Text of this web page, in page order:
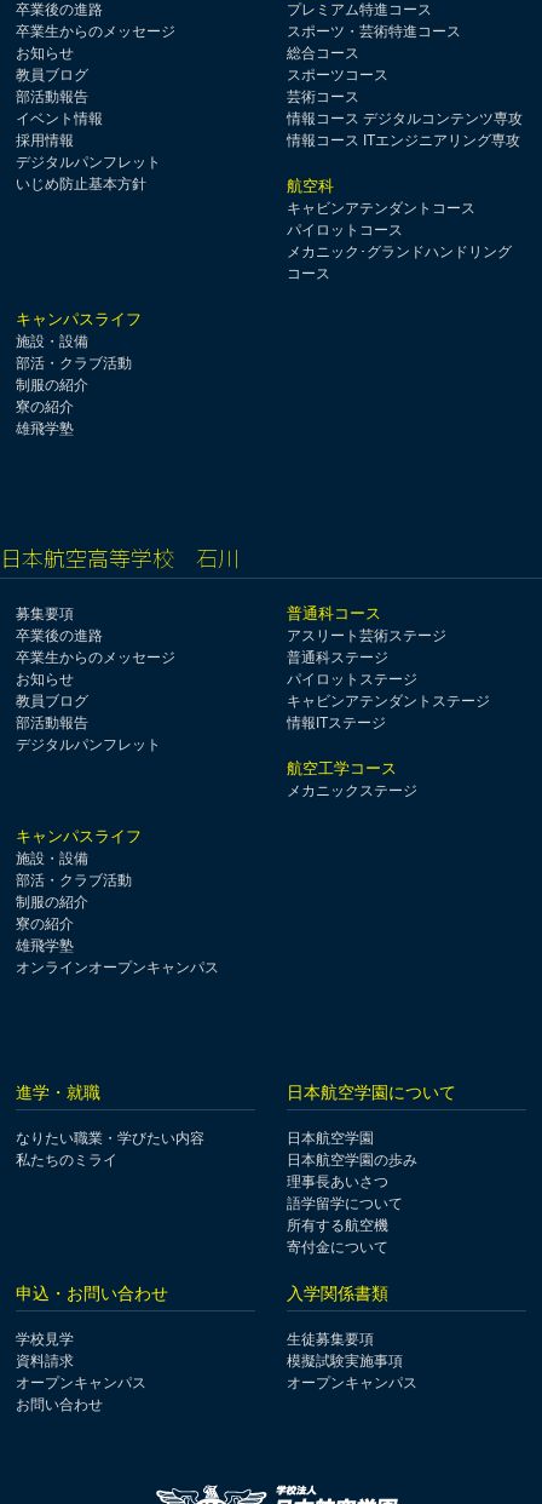
卒業後の進路
卒業生からのメッセージ
お知らせ
教員ブログ
部活動報告
イベント情報
採用情報
デジタルパンフレット
いじめ防止基本方針
プレミアム特進コース
スポーツ・芸術特進コース
総合コース
スポーツコース
芸術コース
情報コース デジタルコンテンツ専攻
情報コース ITエンジニアリング専攻
航空科
キャビンアテンダントコース
パイロットコース
メカニック･グランドハンドリング
コース
キャンパスライフ
施設・設備
部活・クラブ活動
制服の紹介
寮の紹介
雄飛学塾
日本航空高等学校 石川
募集要項
卒業後の進路
卒業生からのメッセージ
お知らせ
教員ブログ
部活動報告
デジタルパンフレット
普通科コース
アスリート芸術ステージ
普通科ステージ
パイロットステージ
キャビンアテンダントステージ
情報ITステージ
航空工学コース
メカニックステージ
キャンパスライフ
施設・設備
部活・クラブ活動
制服の紹介
寮の紹介
雄飛学塾
オンラインオープンキャンパス
進学・就職
なりたい職業・学びたい内容
私たちのミライ
日本航空学園について
日本航空学園
日本航空学園の歩み
理事長あいさつ
語学留学について
所有する航空機
寄付金について
申込・お問い合わせ
学校見学
資料請求
オープンキャンパス
お問い合わせ
入学関係書類
生徒募集要項
模擬試験実施事項
オープンキャンパス